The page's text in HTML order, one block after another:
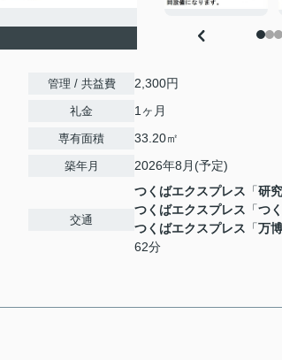
管理 / 共益費 2,300円
礼金 1ヶ月
専有面積 33.20㎡
築年月 2026年8月(予定)
交通
つくばエクスプレス 「研
つくばエクスプレス 「つ
つくばエクスプレス 「万
62分